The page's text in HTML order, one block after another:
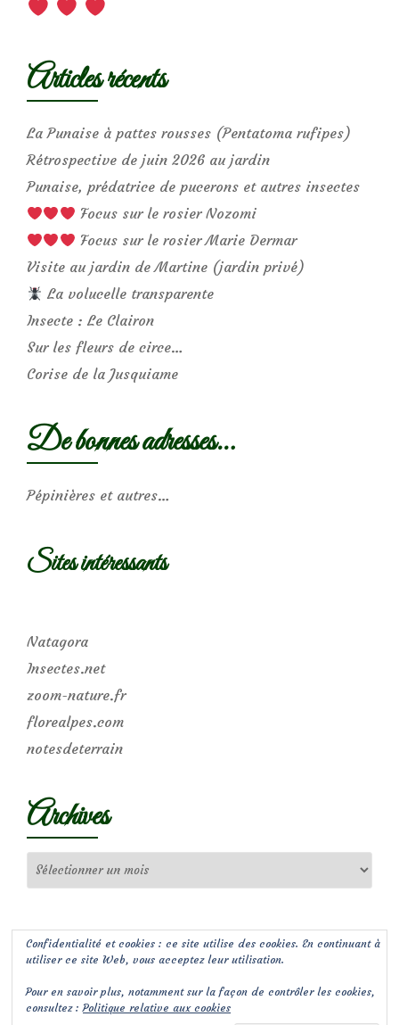
Articles récents
La Punaise à pattes rousses (Pentatoma rufipes)
Rétrospective de juin 2026 au jardin
Punaise, prédatrice de pucerons et autres insectes
Focus sur le rosier Nozomi
Focus sur le rosier Marie Dermar
Visite au jardin de Martine (jardin privé)
La volucelle transparente
Insecte : Le Clairon
Sur les fleurs de circe…
Corise de la Jusquiame
De bonnes adresses…
Pépinières et autres…
Sites intéressants
Natagora
Insectes.net
zoom-nature.fr
florealpes.com
notesdeterrain
Archives
Confidentialité et cookies : ce site utilise des cookies. En continuant à
utiliser ce site Web, vous acceptez leur utilisation.
Pour en savoir plus, notamment sur la façon de contrôler les cookies,
consultez :Politique relative aux cookies